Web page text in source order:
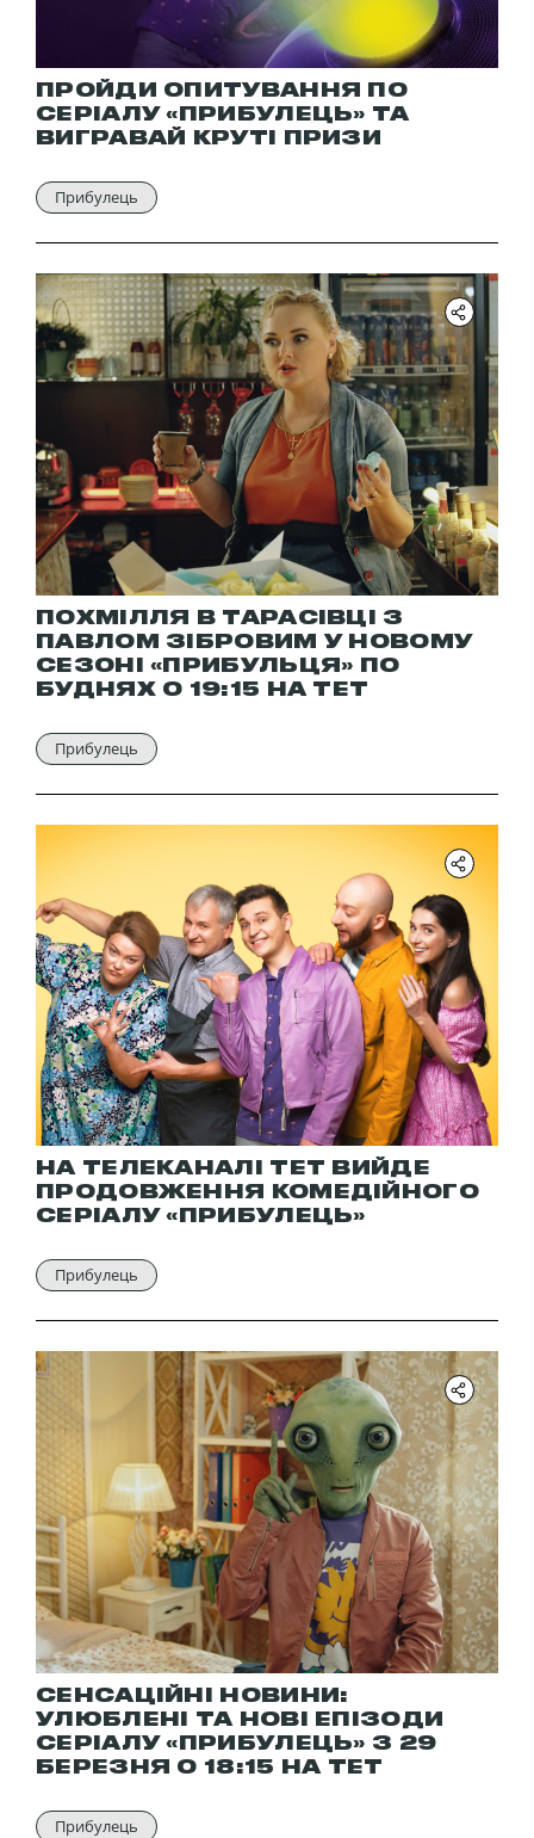
ПРОЙДИ ОПИТУВАННЯ ПО
СЕРІАЛУ «ПРИБУЛЕЦЬ» ТА
ВИГРАВАЙ КРУТІ ПРИЗИ
Прибулець
ПОХМІЛЛЯ В ТАРАСІВЦІ З
ПАВЛОМ ЗІБРОВИМ У НОВОМУ
СЕЗОНІ «ПРИБУЛЬЦЯ» ПО
БУДНЯХ О 19:15 НА ТЕТ
Прибулець
НА ТЕЛЕКАНАЛІ ТЕТ ВИЙДЕ
ПРОДОВЖЕННЯ КОМЕДІЙНОГО
СЕРІАЛУ «ПРИБУЛЕЦЬ»
Прибулець
СЕНСАЦІЙНІ НОВИНИ:
УЛЮБЛЕНІ ТА НОВІ ЕПІЗОДИ
СЕРІАЛУ «ПРИБУЛЕЦЬ» З 29
БЕРЕЗНЯ О 18:15 НА ТЕТ
Прибулець